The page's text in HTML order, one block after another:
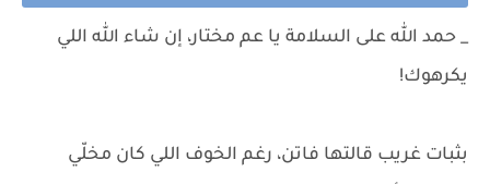
_ حمد الله على السلامة يا عم مختار، إن شاء الله اللي
يكرهوك!
بثبات غريب قالتها فاتن، رغم الخوف اللي كان مخلّي